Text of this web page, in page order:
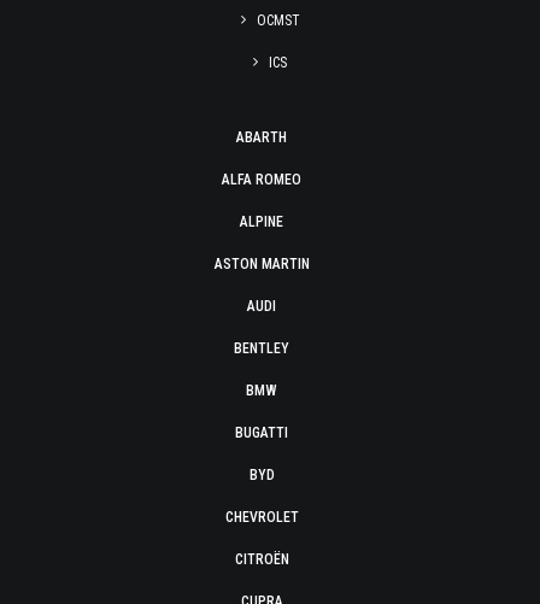
OCMST
ICS
ABARTH
ALFA ROMEO
ALPINE
ASTON MARTIN
AUDI
BENTLEY
BMW
BUGATTI
BYD
CHEVROLET
CITROËN